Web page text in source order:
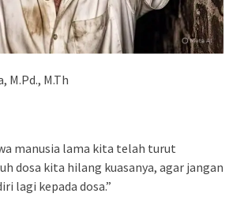
M.Pd., M.Th
manusia lama kita telah turut
dosa kita hilang kuasanya, agar jangan
lagi kepada dosa.”